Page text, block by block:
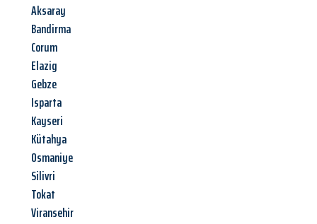
Aksaray
Bandirma
Corum
Elazig
Gebze
Isparta
Kayseri
Kütahya
Osmaniye
Silivri
Tokat
Viransehir